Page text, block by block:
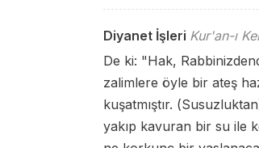
Diyanet İşleri Kur'an-ı
De ki: "Hak,
zalimlere öyle bir ateş
kuşatmıştır.
yakıp kavuran bir su ile